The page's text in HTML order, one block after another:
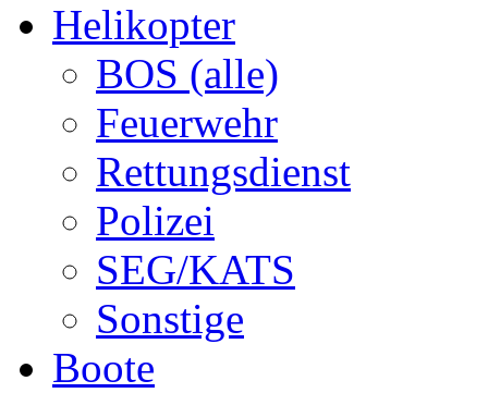
Helikopter
BOS (alle)
Feuerwehr
Rettungsdienst
Polizei
SEG/KATS
Sonstige
Boote